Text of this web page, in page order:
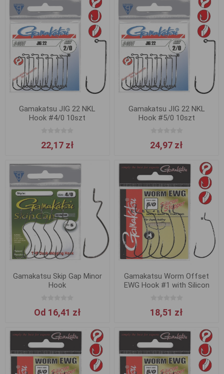
Gamakatsu JIG 22 NKL
Hook #4/0 10szt
22,17 zł
Gamakatsu JIG 22 NKL
Hook #5/0 10szt
24,97 zł
Gamakatsu Skip Gap Minor
Hook
Od 16,41 zł
Gamakatsu Worm Offset
EWG Hook #1 with Silicon
18,51 zł